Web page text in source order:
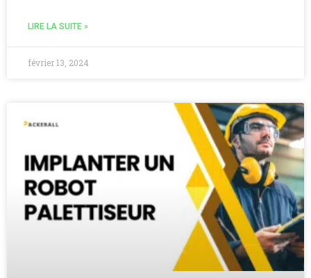
LIRE LA SUITE »
février 13, 2024